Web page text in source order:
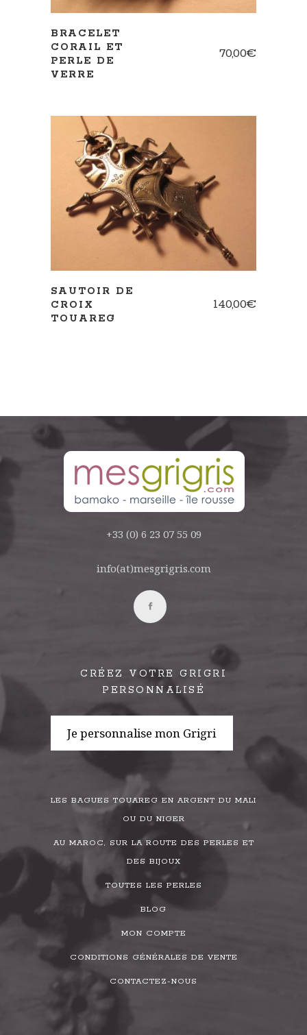
BRACELET
CORAIL ET
PERLE DE
VERRE
70,00€
AJOUTER AU PANIER
SAUTOIR DE
CROIX
TOUAREG
140,00€
+33 (0) 6 23 07 55 09
info(at)mesgrigris.com
CRÉEZ VOTRE GRIGRI
PERSONNALISÉ
Je personnalise mon Grigri
LES BAGUES TOUAREG EN ARGENT DU MALI
OU DU NIGER
AU MAROC, SUR LA ROUTE DES PERLES ET
DES BIJOUX
TOUTES LES PERLES
BLOG
MON COMPTE
CONDITIONS GÉNÉRALES DE VENTE
CONTACTEZ-NOUS